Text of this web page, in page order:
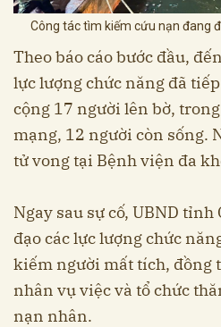
Công tác tìm kiếm cứu nạn đang
Theo báo cáo bước đầu,
lực lượng chức năng đã
cộng 17 người lên bờ,
mạng, 12 người còn sống.
tử vong tại Bệnh viện đa
Ngay sau sự cố, UBND
đạo các lực lượng chức
kiếm người mất tích, đồng
nhân vụ việc và tổ chức
nạn nhân.